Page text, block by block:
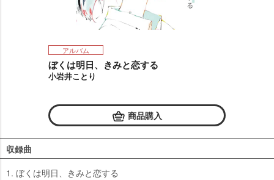
アルバム
ぼくは明日、きみと恋する
小岩井ことり
商品購入
収録曲
1. ぼくは明日、きみと恋する